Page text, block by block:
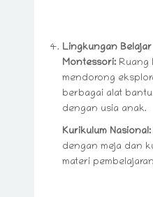
Lingkungan Belajar
Montessori: Ruang
mendorong
berbagai alat
dengan usia anak.
Kurikulum Nasional:
dengan meja dan
materi